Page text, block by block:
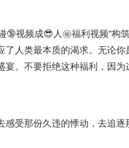
🔞视频成😎人㊙️福利视频”
了人类最本质的渴求。无论
宴。不要拒绝这种福利，因
感受那份久违的悸动，去追逐